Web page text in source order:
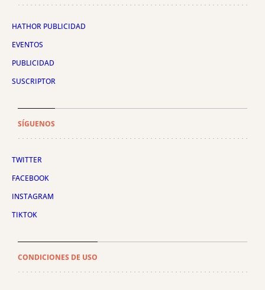
HATHOR PUBLICIDAD
EVENTOS
PUBLICIDAD
SUSCRIPTOR
SÍGUENOS
TWITTER
FACEBOOK
INSTAGRAM
TIKTOK
CONDICIONES DE USO